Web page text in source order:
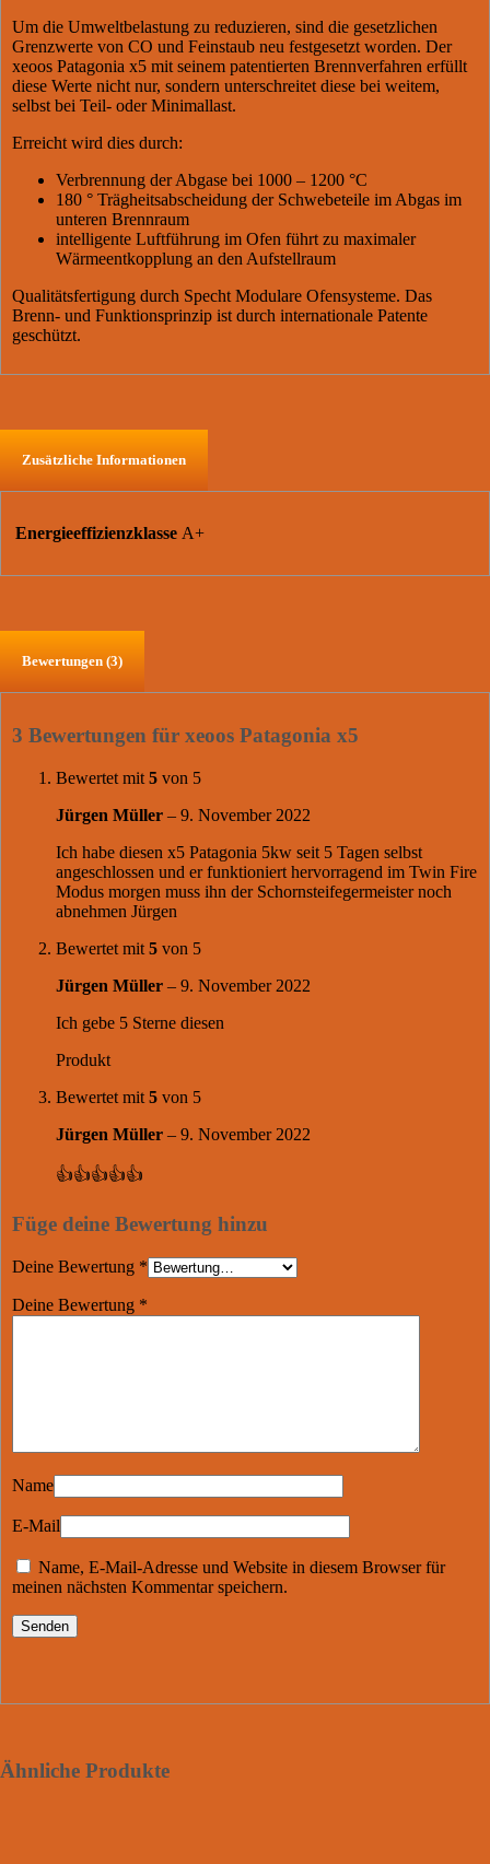
Um die Umweltbelastung zu reduzieren, sind die gesetzlichen
Grenzwerte von CO und Feinstaub neu festgesetzt worden. Der
xeoos Patagonia x5 mit seinem patentierten Brennverfahren erfüllt
diese Werte nicht nur, sondern unterschreitet diese bei weitem,
selbst bei Teil- oder Minimallast.
Erreicht wird dies durch:
Verbrennung der Abgase bei 1000 – 1200 °C
180 ° Trägheitsabscheidung der Schwebeteile im Abgas im
unteren Brennraum
intelligente Luftführung im Ofen führt zu maximaler
Wärmeentkopplung an den Aufstellraum
Qualitätsfertigung durch Specht Modulare Ofensysteme. Das
Brenn- und Funktionsprinzip ist durch internationale Patente
geschützt.
Zusätzliche Informationen
Energieeffizienzklasse A+
Bewertungen (3)
3 Bewertungen für xeoos Patagonia x5
Bewertet mit 5 von 5
Jürgen Müller – 9. November 2022
Ich habe diesen x5 Patagonia 5kw seit 5 Tagen selbst
angeschlossen und er funktioniert hervorragend im Twin Fire
Modus morgen muss ihn der Schornsteifegermeister noch
abnehmen Jürgen
Bewertet mit 5 von 5
Jürgen Müller – 9. November 2022
Ich gebe 5 Sterne diesen
Produkt
Bewertet mit 5 von 5
Jürgen Müller – 9. November 2022
👍👍👍👍👍
Füge deine Bewertung hinzu
Deine Bewertung *
Deine Bewertung *
Name
E-Mail
Name, E-Mail-Adresse und Website in diesem Browser für
meinen nächsten Kommentar speichern.
Ähnliche Produkte